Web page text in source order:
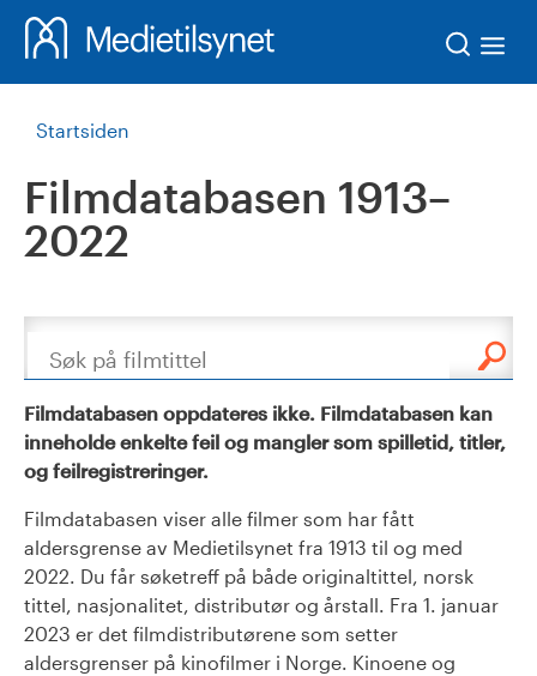
Startsiden
Filmdatabasen 1913–
2022
Søk
Filmdatabasen oppdateres ikke. Filmdatabasen kan
inneholde enkelte feil og mangler som spilletid, titler,
og feilregistreringer.
Filmdatabasen viser alle filmer som har fått
aldersgrense av Medietilsynet fra 1913 til og med
2022. Du får søketreff på både originaltittel, norsk
tittel, nasjonalitet, distributør og årstall. Fra 1. januar
2023 er det filmdistributørene som setter
aldersgrenser på kinofilmer i Norge. Kinoene og